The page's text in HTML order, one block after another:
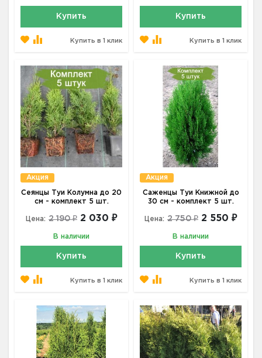
Купить
Купить в 1 клик
Купить
Купить в 1 клик
Акция
Сеянцы Туи Колумна до 20
см - комплект 5 шт.
Цена: 2 190 ₽ 2 030 ₽
В наличии
Купить
Купить в 1 клик
Акция
Саженцы Туи Книжной до
30 см - комплект 5 шт.
Цена: 2 750 ₽ 2 550 ₽
В наличии
Купить
Купить в 1 клик